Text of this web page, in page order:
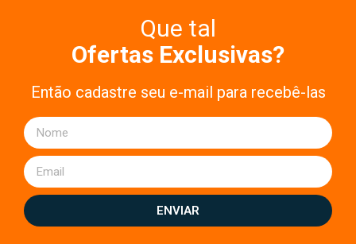
Que tal
Ofertas Exclusivas?
Então cadastre seu e-mail para recebê-las
ENVIAR